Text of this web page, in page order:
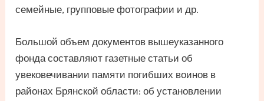
семейные, групповые фотографии и др.
Большой объем документов вышеуказанного
фонда составляют газетные статьи об
увековечивании памяти погибших воинов в
районах Брянской области: об установлении